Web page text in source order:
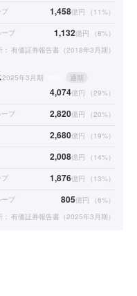
1,458億円 （ 11%）
プ 1,132億円 （8%）
有価証券報告書（2018年3月期）
2025年3月期
通期
4,074億円 （29%）
プ 2,820億円 （20%）
2,680億円 （ 19%）
2,008億円 （ 14%）
1,876億円 （ 13%）
プ 805億円 （6%）
有価証券報告書（2025年3月期）